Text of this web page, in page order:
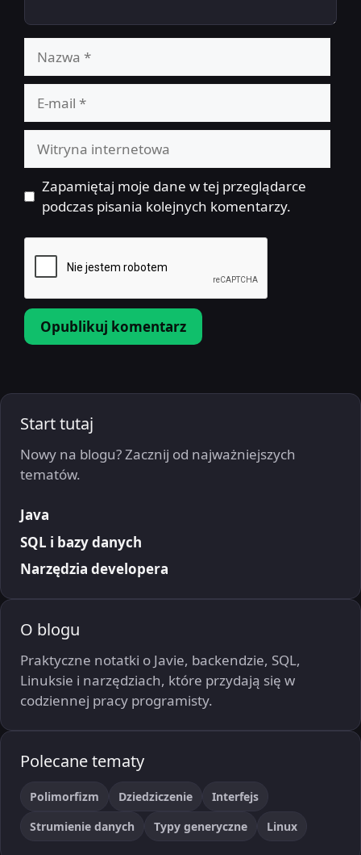
mail
internetowa
Zapamiętaj moje dane w tej przeglądarce
podczas pisania kolejnych komentarzy.
Start tutaj
Nowy na blogu? Zacznij od najważniejszych
tematów.
Java
SQL i bazy danych
Narzędzia developera
O blogu
Praktyczne notatki o Javie, backendzie, SQL,
Linuksie i narzędziach, które przydają się w
codziennej pracy programisty.
Polecane tematy
Polimorfizm Dziedziczenie
Interfejs
Strumienie danych
Typy generyczne Linux